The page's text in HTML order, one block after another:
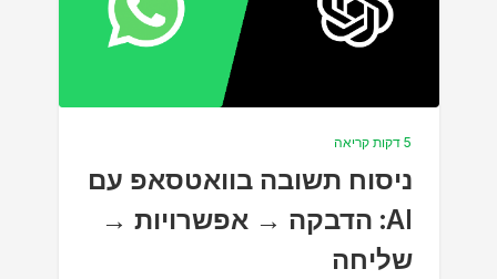
5 דקות קריאה
ניסוח תשובה בוואטסאפ עם
AI: הדבקה → אפשרויות →
שליחה